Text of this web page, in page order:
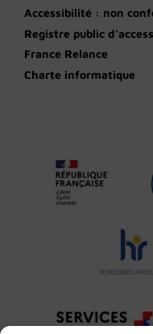
Accessibilité : non
Registre public
France Relance
Charte informatique